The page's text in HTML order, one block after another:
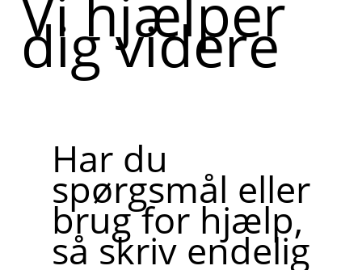
dig videre
Har du
spørgsmål eller
brug for hjælp,
så skriv endelig